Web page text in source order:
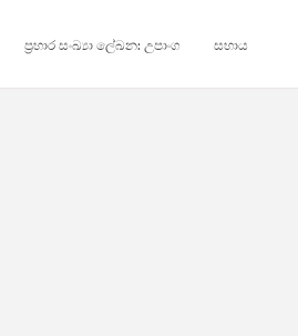
ප්‍රහාර සංඛ්‍යා ලේඛන: උපාංග සහාය